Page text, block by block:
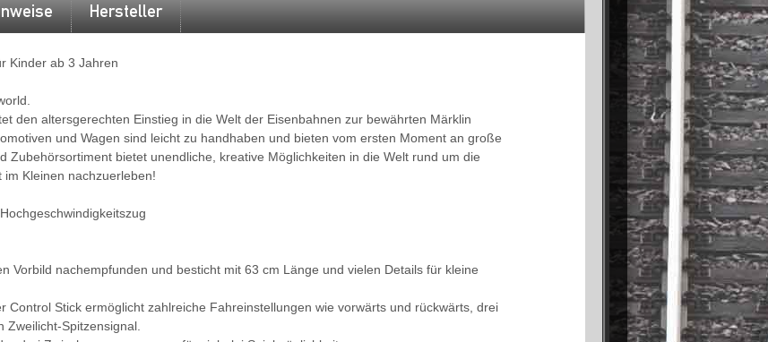
Hersteller
Kinder ab 3 Jahren
den altersgerechten Einstieg in die Welt der Eisenbahnen zur bewährten Märklin
und Wagen sind leicht zu handhaben und bieten vom ersten Moment an große
Zubehörsortiment bietet unendliche, kreative Möglichkeiten in die Welt rund um die
Kleinen nachzuerleben!
Vorbild nachempfunden und besticht mit 63 cm Länge und vielen Details für kleine
Control Stick ermöglicht zahlreiche Fahreinstellungen wie vorwärts und rückwärts, drei
Zweilicht-Spitzensignal.